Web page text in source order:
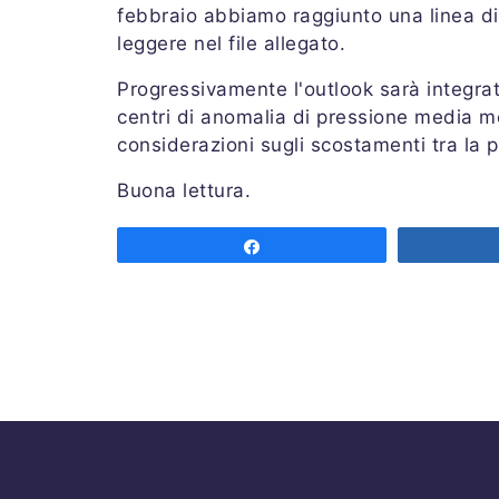
febbraio abbiamo raggiunto una linea
leggere nel file allegato.
Progressivamente l'outlook sarà
centri di anomalia di pressione media
considerazioni sugli scostamenti tra la
Buona lettura.